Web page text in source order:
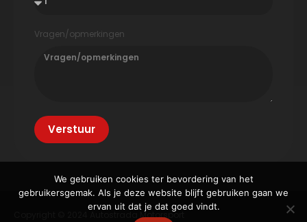
Vragen/opmerkingen
Verstuur
Copyright © 2024 Autostrada Motorsport
We gebruiken cookies ter bevordering van het
gebruikersgemak. Als je deze website blijft gebruiken gaan we
ervan uit dat je dat goed vindt.